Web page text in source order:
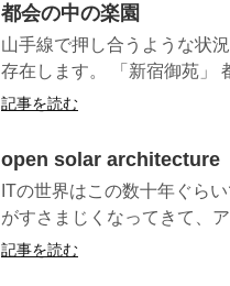
都会の中の楽園
山手線で押し合うような状
存在します。 「新宿御苑」
記事を読む
open solar architecture
ITの世界はこの数十年ぐら
がすさまじくなってきて、
記事を読む